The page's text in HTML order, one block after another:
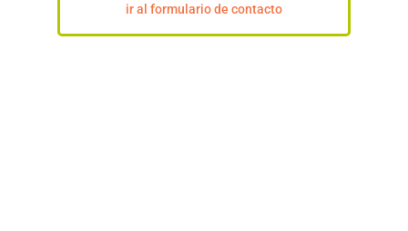
ir al formulario de contacto